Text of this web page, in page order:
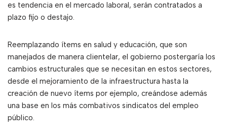
es tendencia en el mercado laboral, serán contratados a
plazo fijo o destajo.
Reemplazando ítems en salud y educación, que son
manejados de manera clientelar, el gobierno postergaría los
cambios estructurales que se necesitan en estos sectores,
desde el mejoramiento de la infraestructura hasta la
creación de nuevo ítems por ejemplo, creándose además
una base en los más combativos sindicatos del empleo
público.